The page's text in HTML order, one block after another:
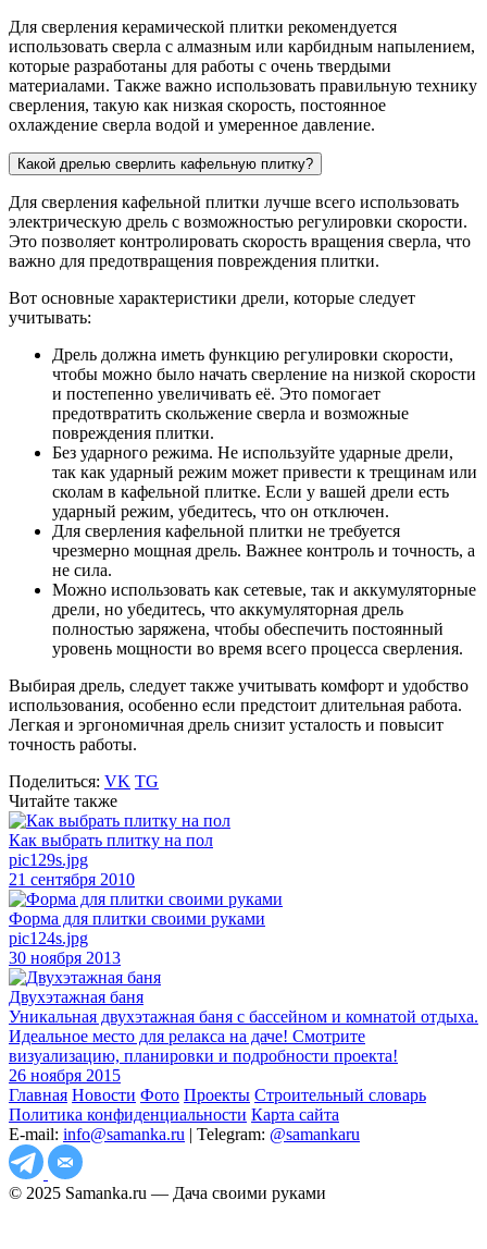
Для сверления керамической плитки рекомендуется
использовать сверла с алмазным или карбидным напылением,
которые разработаны для работы с очень твердыми
материалами. Также важно использовать правильную технику
сверления, такую как низкая скорость, постоянное
охлаждение сверла водой и умеренное давление.
Какой дрелью сверлить кафельную плитку?
Для сверления кафельной плитки лучше всего использовать
электрическую дрель с возможностью регулировки скорости.
Это позволяет контролировать скорость вращения сверла, что
важно для предотвращения повреждения плитки.
Вот основные характеристики дрели, которые следует
учитывать:
Дрель должна иметь функцию регулировки скорости,
чтобы можно было начать сверление на низкой скорости
и постепенно увеличивать её. Это помогает
предотвратить скольжение сверла и возможные
повреждения плитки.
Без ударного режима. Не используйте ударные дрели,
так как ударный режим может привести к трещинам или
сколам в кафельной плитке. Если у вашей дрели есть
ударный режим, убедитесь, что он отключен.
Для сверления кафельной плитки не требуется
чрезмерно мощная дрель. Важнее контроль и точность, а
не сила.
Можно использовать как сетевые, так и аккумуляторные
дрели, но убедитесь, что аккумуляторная дрель
полностью заряжена, чтобы обеспечить постоянный
уровень мощности во время всего процесса сверления.
Выбирая дрель, следует также учитывать комфорт и удобство
использования, особенно если предстоит длительная работа.
Легкая и эргономичная дрель снизит усталость и повысит
точность работы.
Поделиться: VK TG
Читайте также
Как выбрать плитку на пол
pic129s.jpg
21 сентября 2010
Форма для плитки своими руками
pic124s.jpg
30 ноября 2013
Двухэтажная баня
Уникальная двухэтажная баня с бассейном и комнатой отдыха.
Идеальное место для релакса на даче! Смотрите
визуализацию, планировки и подробности проекта!
26 ноября 2015
Главная Новости Фото Проекты Строительный словарь
Политика конфиденциальности Карта сайта
E-mail: info@samanka.ru | Telegram: @samankaru
© 2025 Samanka.ru — Дача своими руками